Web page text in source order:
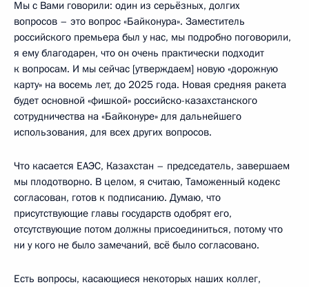
Мы с Вами говорили: один из серьёзных, долгих
вопросов – это вопрос «Байконура». Заместитель
российского премьера был у нас, мы подробно поговорили,
я ему благодарен, что он очень практически подходит
к вопросам. И мы сейчас [утверждаем] новую «дорожную
карту» на восемь лет, до 2025 года. Новая средняя ракета
будет основной «фишкой» российско-казахстанского
сотрудничества на «Байконуре» для дальнейшего
использования, для всех других вопросов.
Что касается ЕАЭС, Казахстан – председатель, завершаем
мы плодотворно. В целом, я считаю, Таможенный кодекс
согласован, готов к подписанию. Думаю, что
присутствующие главы государств одобрят его,
отсутствующие потом должны присоединиться, потому что
ни у кого не было замечаний, всё было согласовано.
Есть вопросы, касающиеся некоторых наших коллег,